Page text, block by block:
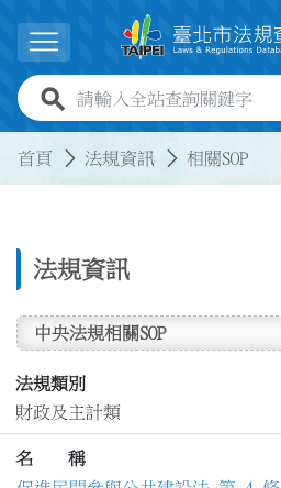
展開選單
全站查詢關鍵字欄位
首頁 法規資訊 相關SOP
法規資訊
中央法規相關SOP
法規類別
財政及主計類
名 稱